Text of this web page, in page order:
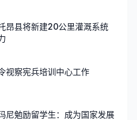
昂县将新建20公里灌溉系统
视察宪兵培训中心工作
尼勉励留学生：成为国家发展